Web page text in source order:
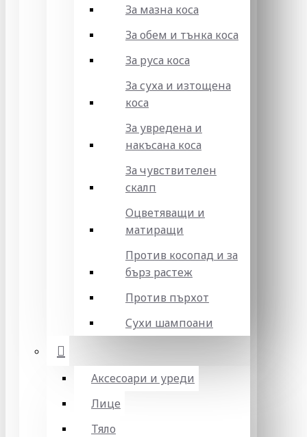
За мазна коса
За обем и тънка коса
За руса коса
За суха и изтощена
коса
За увредена и
накъсана коса
За чувствителен
скалп
Оцветяващи и
матиращи
Против косопад и за
бърз растеж
Против пърхот
Сухи шампоани
Аксесоари и уреди
Лице
Тяло